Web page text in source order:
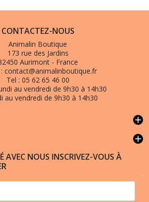
CONTACTEZ-NOUS
Animalin Boutique
173 rue des Jardins
Aurimont - France
contact@animalinboutique.fr
Tel : 05 62 65 46 00
au vendredi de 9h30 à 14h30
au vendredi de 9h30 à 14h30
add
add
AVEC NOUS INSCRIVEZ-VOUS À